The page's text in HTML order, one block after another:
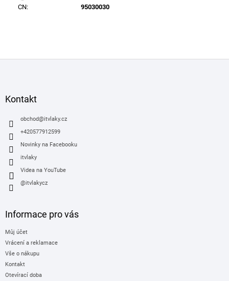
CN: 95030030
Kontakt
obchod@itvlaky.cz
+420577912599
Novinky na Facebooku
itvlaky
Videa na YouTube
@itvlakycz
Informace pro vás
Můj účet
Vrácení a reklamace
Vše o nákupu
Kontakt
Otevírací doba